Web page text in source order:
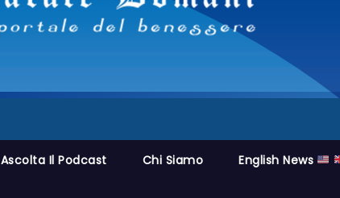
Ascolta Il Podcast Chi Siamo English News